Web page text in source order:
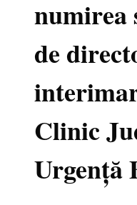
numirea
de
Clinic
Urgență